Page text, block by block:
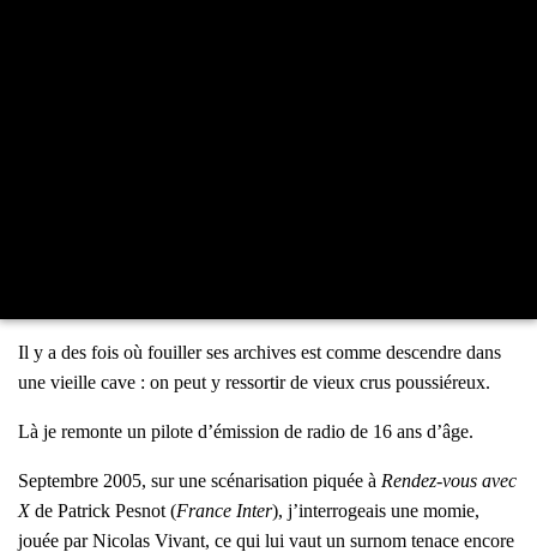
Il y a des fois où fouiller ses archives est comme des­cendre dans
une vieille cave : on peut y res­sor­tir de vieux crus pous­sié­reux.
Là je remonte un pilote d’é­mis­sion de radio de 16 ans d’âge.
Sep­tembre 2005, sur une scé­na­ri­sa­tion piquée à Ren­dez-vous avec
Xde Patrick Pes­not (France Inter), j’in­ter­ro­geais une momie,
jouée par Nico­las Vivant, ce qui lui vaut un sur­nom tenace encore